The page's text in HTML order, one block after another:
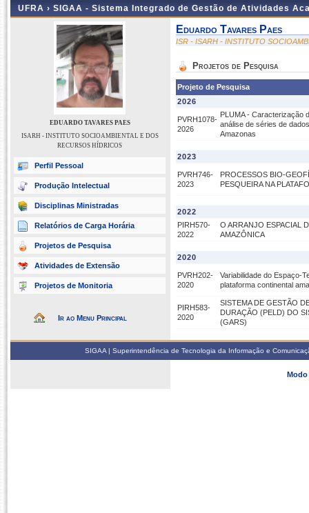
UFRA › SIGAA - Sistema Integrado de Gestão de Atividades
EDUARDO TAVARES PAES
ISARH - INSTITUTO SOCIOAMBIENTAL E DOS
RECURSOS HÍDRICOS
Perfil Pessoal
Produção Intelectual
Disciplinas Ministradas
Relatórios de Carga Horária
Projetos de Pesquisa
Atividades de Extensão
Projetos de Monitoria
Ir ao Menu Principal
Eduardo Tavares Paes
ISR - ISARH - INSTITUTO
Projetos de Pesquisa
Projeto de Pesquisa
2026
PVRH1078-
2026
PLUMA - Caracterização
análise de séries de
Amazonas
2023
PVRH746-
2023
PROCESSOS BIO-
PESQUEIRA NA
2022
PIRH570-
2022
O ARRANJO ESPACIAL
AMAZÔNICA
2020
PVRH202-
2020
Variabilidade do Espaço-
plataforma continental
PIRH583-
2020
SISTEMA DE GESTÃO
DURAÇÃO (PELD) DO
(GARS)
SIGAA | Superintendência de Tecnologia da Informação e
Modo